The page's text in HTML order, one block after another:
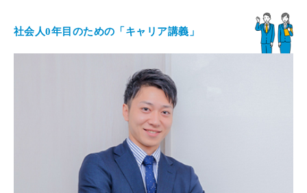
社会人0年目のための「キャリア講義」